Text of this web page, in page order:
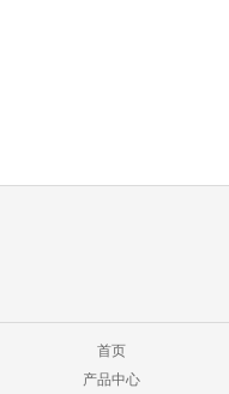
首页
产品中心